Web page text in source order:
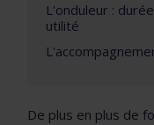
L'onduleur :
utilité
De plus en plus de